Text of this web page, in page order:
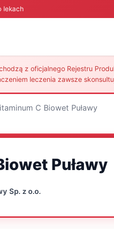
lekach
z oficjalnego Rejestru
leczenia zawsze
C Biowet Puławy
Puławy
Sp. z o.o.